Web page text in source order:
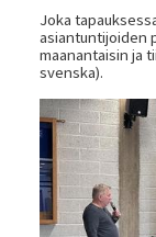
Joka
asiantuntijoiden
maanantaisin ja
svenska).